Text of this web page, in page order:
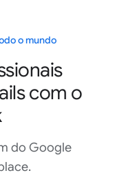
o mundo
com o
do Google
demais em todos
que avisa
instalar,